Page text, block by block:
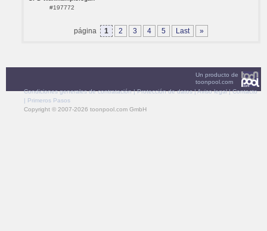
#197772
página 1 2 3 4 5 Last »
Un producto de
toonpool.com
Condiciones generales de contratación|Protección de datos|Aviso legal|Contacto
| Primeros Pasos
Copyright © 2007-2026 toonpool.com GmbH